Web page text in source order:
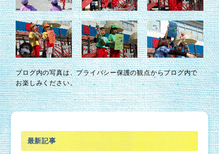
ブログ内の写真は、プライバシー保護の観点からブログ内で
お楽しみください。
最新記事